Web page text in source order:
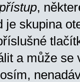
,
je skupina
a může se